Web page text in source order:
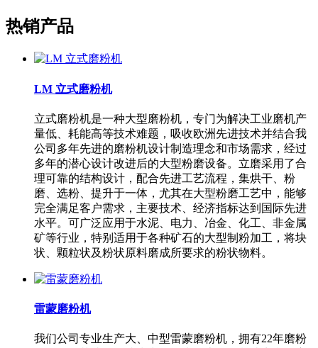
热销产品
LM 立式磨粉机
立式磨粉机是一种大型磨粉机，专门为解决工业磨机产
量低、耗能高等技术难题，吸收欧洲先进技术并结合我
公司多年先进的磨粉机设计制造理念和市场需求，经过
多年的潜心设计改进后的大型粉磨设备。立磨采用了合
理可靠的结构设计，配合先进工艺流程，集烘干、粉
磨、选粉、提升于一体，尤其在大型粉磨工艺中，能够
完全满足客户需求，主要技术、经济指标达到国际先进
水平。可广泛应用于水泥、电力、冶金、化工、非金属
矿等行业，特别适用于各种矿石的大型制粉加工，将块
状、颗粒状及粉状原料磨成所要求的粉状物料。
雷蒙磨粉机
我们公司专业生产大、中型雷蒙磨粉机，拥有22年磨粉